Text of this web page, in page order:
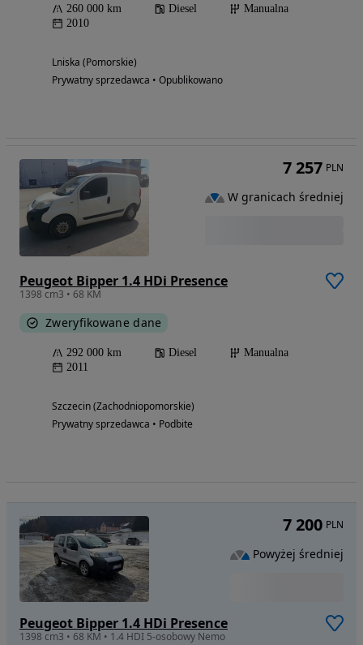
260 000 km Diesel
Manualna
2010
Lniska (Pomorskie)
Prywatny sprzedawca • Opublikowano
Peugeot Bipper 1.4 HDi Presence
1398 cm3 • 68 KM
Zweryfikowane dane
292 000 km Diesel
Manualna
2011
Szczecin (Zachodniopomorskie)
Prywatny sprzedawca • Podbite
7 257 PLN
W granicach średniej
Peugeot Bipper 1.4 HDi Presence
1398 cm3 • 68 KM • 1.4 HDI 5-osobowy Nemo
7 200 PLN
Powyżej średniej